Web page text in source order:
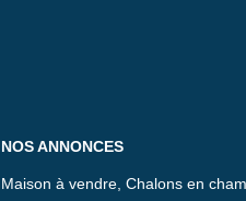
NOS ANNONCES
Maison à vendre, Chalons en